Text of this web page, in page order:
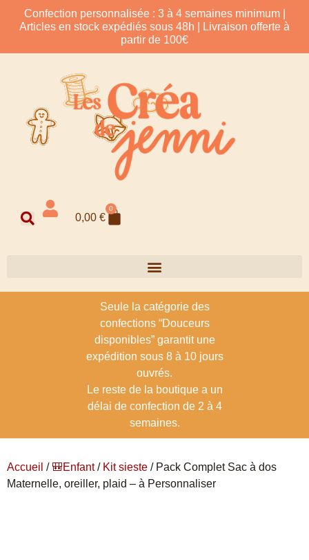
Confection personnalisée : 3 à 4 semaines minimum |
Articles en stock expédiés sous 48h | Livraison offerte à
partir de 100€
0,00 €
0
Seule la catégorie des
confections “Douceurs
disponibles” garantit une
expédition sous 8 à 10 jours
ouvrés.
Le reste de la boutique a un
délai de confection de 2 à 4
semaines.
Accueil / 🎒Enfant/ Kit sieste / Pack Complet Sac à dos
Maternelle, oreiller, plaid – à Personnaliser